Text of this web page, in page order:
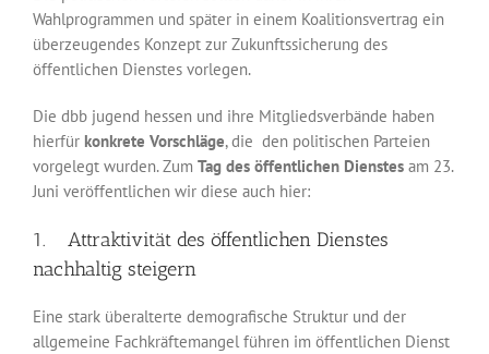
Wahlprogrammen und später in einem Koalitionsvertrag ein
über­zeugendes Konzept zur Zukunftssicherung des
öffentlichen Dienstes vorlegen.
Die dbb jugend hessen und ihre Mitgliedsverbände haben
hierfür konkrete Vorschläge, die den politischen Parteien
vorgelegt wurden. Zum Tag des öffentlichen Dienstes am 23.
Juni veröffentlichen wir diese auch hier:
1. Attraktivität des öffentlichen Dienstes
nachhaltig steigern
Eine stark überalterte demografische Struktur und der
allgemeine Fachkräftemangel führen im öffentlichen Dienst